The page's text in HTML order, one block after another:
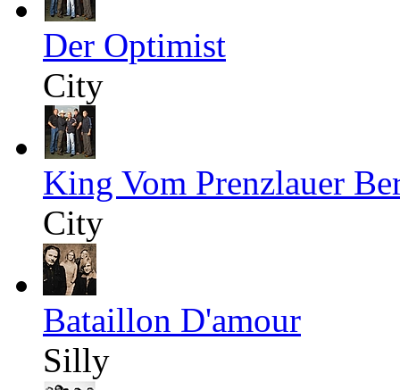
Der Optimist
City
King Vom Prenzlauer
City
Bataillon D'amour
Silly